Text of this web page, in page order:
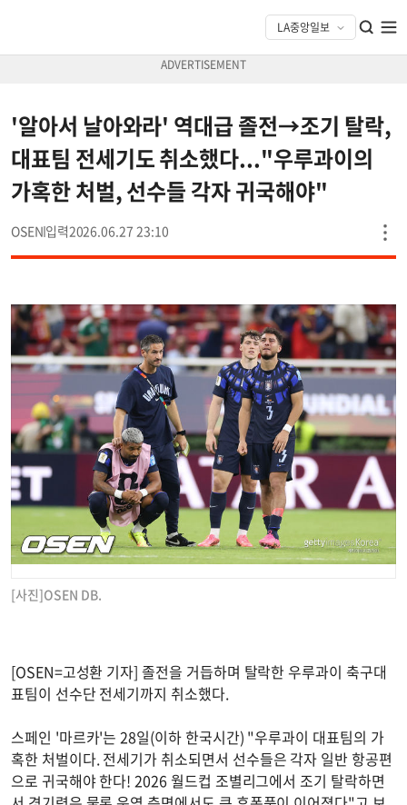
'알아서 날아와라' 역대급 졸전→조기 탈락,
대표팀 전세기도 취소했다..."우루과이의
가혹한 처벌, 선수들 각자 귀국해야"
OSEN 2026.06.27 23:10
[사진]OSEN DB.
[OSEN=고성환 기자] 졸전을 거듭하며 탈락한 우루과이 축구대
표팀이 선수단 전세기까지 취소했다.
스페인 '마르카'는 28일(이하 한국시간) "우루과이 대표팀의 가
혹한 처벌이다. 전세기가 취소되면서 선수들은 각자 일반 항공편
으로 귀국해야 한다! 2026 월드컵 조별리그에서 조기 탈락하면